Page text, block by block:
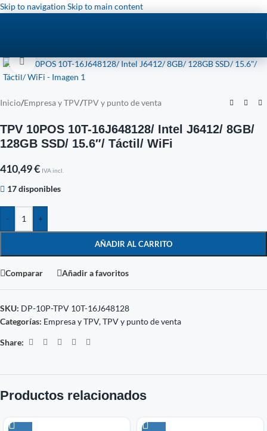
Skip to navigation Skip to main content
Click to enlarge
Inicio/Empresa y TPV/TPV y punto de venta
TPV 10POS 10T-16J648128/ Intel J6412/ 8GB/
128GB SSD/ 15.6″/ Táctil/ WiFi
410,49€ IVA incl.
17 disponibles
- +
AÑADIR AL CARRITO
Comparar Añadir a favoritos
SKU: DP-10P-TPV 10T-16J648128
Categorías: Empresa y TPV,TPV y punto de venta
Share:
Productos relacionados